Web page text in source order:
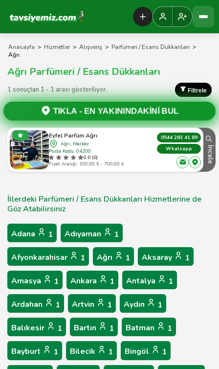
Tavsiyemiz Anasayfa
Anasayfa > Hizmetler > Alışveriş > Parfümeri / Esans Dükkanları >
Ağrı
Ağrı Parfümeri / Esans Dükkanları
1 sonuçtan 1 - 1 arası gösteriliyor. Filtrele
TIKLA -EN YAKININDAKİNİ BUL
Eyfel Parfüm Ağrı
Ağrı, Merkez
Posta Kodu: 04200
0.0 (0)
Fiyat Aralığı: 100,00 ₺ - 700,00 ₺
0544 283 41 89
Whatsapp
İncele
İllerdeki Parfümeri / Esans Dükkanları Hizmetlerine de
Göz Atabilirsiniz
Adana 1 Adıyaman 1
Afyonkarahisar 1 Ağrı 1 Aksaray 1
Amasya 1 Ankara 1 Antalya 1
Ardahan 1 Artvin 1 Aydın 1
Balıkesir 1 Bartın 1 Batman 1
Bayburt 1 Bilecik 1 Bingöl 1